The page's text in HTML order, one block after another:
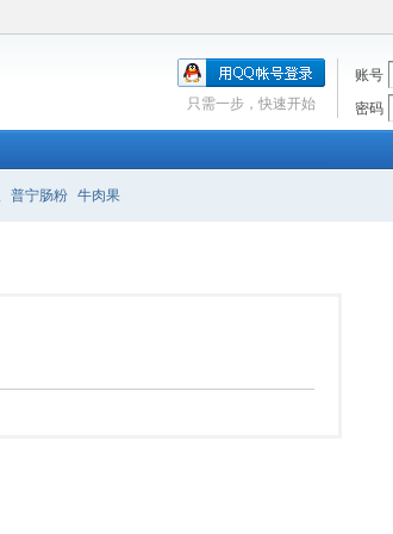
账号
密码
只需一步，快速开始
普宁肠粉 牛肉果